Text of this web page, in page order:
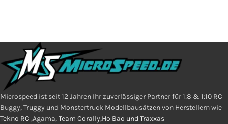
Microspeed ist seit 12 Jahren Ihr zuverlässiger Partner für 1:8 & 1:10 RC
Buggy, Truggy und Monstertruck Modellbausätzen von Herstellern wie
Tekno RC ,Agama,Team Corally,Ho Bao und Traxxas